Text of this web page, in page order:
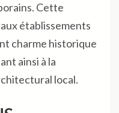
Cette
établissements
charme historique
ainsi à la
local.